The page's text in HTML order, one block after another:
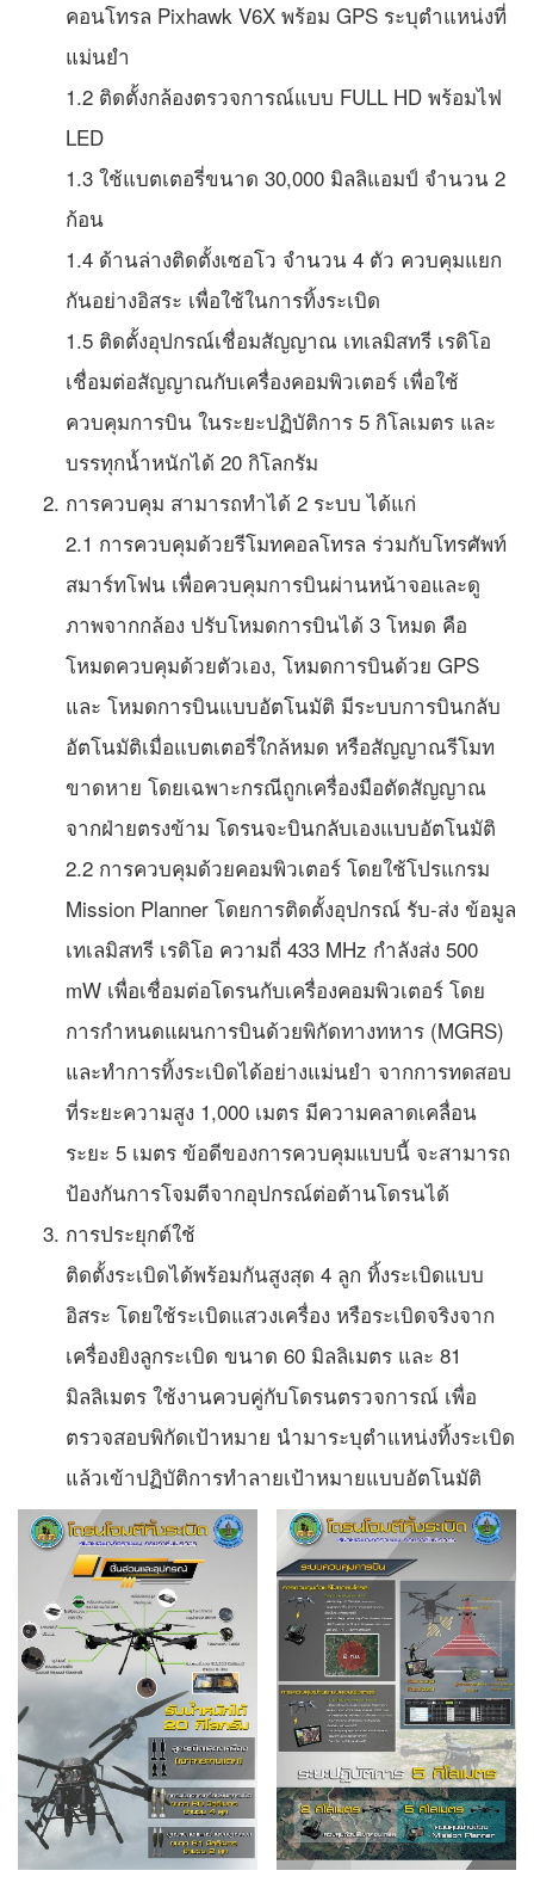
คอนโทรล Pixhawk V6X พร้อม GPS ระบุตำแหน่งที่
แม่นยำ
1.2 ติดตั้งกล้องตรวจการณ์แบบ FULL HD พร้อมไฟ
LED
1.3 ใช้แบตเตอรี่ขนาด 30,000 มิลลิแอมป์ จำนวน 2
ก้อน
1.4 ด้านล่างติดตั้งเซอโว จำนวน 4 ตัว ควบคุมแยก
กันอย่างอิสระ เพื่อใช้ในการทิ้งระเบิด
1.5 ติดตั้งอุปกรณ์เชื่อมสัญญาณ เทเลมิสทรี เรดิโอ
เชื่อมต่อสัญญาณกับเครื่องคอมพิวเตอร์ เพื่อใช้
ควบคุมการบิน ในระยะปฏิบัติการ 5 กิโลเมตร และ
บรรทุกน้ำหนักได้ 20 กิโลกรัม
การควบคุม สามารถทำได้ 2 ระบบ ได้แก่
2.1 การควบคุมด้วยรีโมทคอลโทรล ร่วมกับโทรศัพท์
สมาร์ทโฟน เพื่อควบคุมการบินผ่านหน้าจอและดู
ภาพจากกล้อง ปรับโหมดการบินได้ 3 โหมด คือ
โหมดควบคุมด้วยตัวเอง, โหมดการบินด้วย GPS
และ โหมดการบินแบบอัตโนมัติ มีระบบการบินกลับ
อัตโนมัติเมื่อแบตเตอรี่ใกล้หมด หรือสัญญาณรีโมท
ขาดหาย โดยเฉพาะกรณีถูกเครื่องมือตัดสัญญาณ
จากฝ่ายตรงข้าม โดรนจะบินกลับเองแบบอัตโนมัติ
2.2 การควบคุมด้วยคอมพิวเตอร์ โดยใช้โปรแกรม
Mission Planner โดยการติดตั้งอุปกรณ์ รับ-ส่ง ข้อมูล
เทเลมิสทรี เรดิโอ ความถี่ 433 MHz กำลังส่ง 500
mW เพื่อเชื่อมต่อโดรนกับเครื่องคอมพิวเตอร์ โดย
การกำหนดแผนการบินด้วยพิกัดทางทหาร (MGRS)
และทำการทิ้งระเบิดได้อย่างแม่นยำ จากการทดสอบ
ที่ระยะความสูง 1,000 เมตร มีความคลาดเคลื่อน
ระยะ 5 เมตร ข้อดีของการควบคุมแบบนี้ จะสามารถ
ป้องกันการโจมตีจากอุปกรณ์ต่อต้านโดรนได้
การประยุกต์ใช้
ติดตั้งระเบิดได้พร้อมกันสูงสุด 4 ลูก ทิ้งระเบิดแบบ
อิสระ โดยใช้ระเบิดแสวงเครื่อง หรือระเบิดจริงจาก
เครื่องยิงลูกระเบิด ขนาด 60 มิลลิเมตร และ 81
มิลลิเมตร ใช้งานควบคู่กับโดรนตรวจการณ์ เพื่อ
ตรวจสอบพิกัดเป้าหมาย นำมาระบุตำแหน่งทิ้งระเบิด
แล้วเข้าปฏิบัติการทำลายเป้าหมายแบบอัตโนมัติ